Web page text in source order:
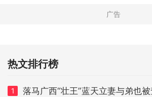
热文排行榜
1 落马广西“壮王”蓝天立妻与弟也被